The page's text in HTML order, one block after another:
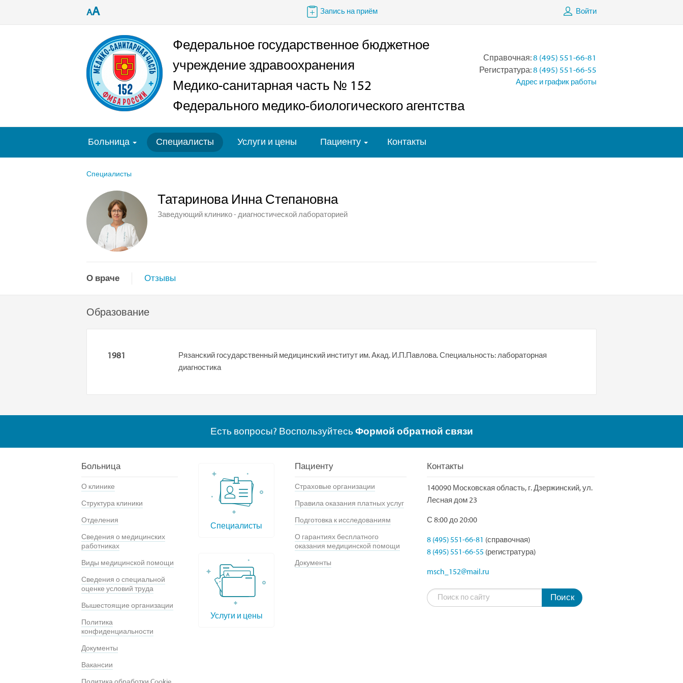
AA Запись на приём Войти
Федеральное государственное бюджетное
учреждение здравоохранения
Медико-санитарная часть № 152
Федерального медико-биологического агентства
Справочная:8 (495) 551-66-81
Регистратура:8 (495) 551-66-55
Адрес и график работы
Больница Специалисты Услуги и цены Пациенту Контакты
Специалисты
Татаринова Инна Степановна
Заведующий клинико - диагностической лабораторией
О враче Отзывы
Образование
1981
Рязанский государственный медицинский институт им. Акад. И.П.Павлова. Специальность: лабораторная
диагностика
Есть вопросы? Воспользуйтесь Формой обратной связи
Больница
О клинике
Структура клиники
Отделения
Сведения о медицинских
работниках
Виды медицинской помощи
Сведения о специальной
оценке условий труда
Вышестоящие организации
Политика
конфиденциальности
Документы
Вакансии
Специалисты
Услуги и цены
Пациенту
Страховые организации
Правила оказания платных услуг
Подготовка к исследованиям
О гарантиях бесплатного
оказания медицинской помощи
Документы
Контакты
140090 Московская область, г. Дзержинский, ул.
Лесная дом 23
С 8:00 до 20:00
8 (495) 551-66-81 (справочная)
8 (495) 551-66-55 (регистратура)
msch_152@mail.ru
Поиск